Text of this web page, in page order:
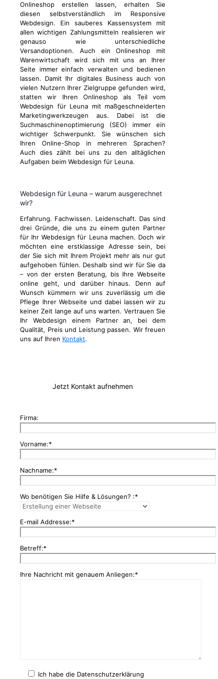
Onlineshop erstellen lassen, erhalten Sie
diesen selbstverständlich im Responsive
Webdesign. Ein sauberes Kassensystem mit
allen wichtigen Zahlungsmitteln realisieren wir
genauso wie unterschiedliche
Versandoptionen. Auch ein Onlineshop mit
Warenwirtschaft wird sich mit uns an Ihrer
Seite immer einfach verwalten und bedienen
lassen. Damit Ihr digitales Business auch von
vielen Nutzern Ihrer Zielgruppe gefunden wird,
statten wir Ihren Onlineshop als Teil vom
Webdesign für Leuna mit maßgeschneiderten
Marketingwerkzeugen aus. Dabei ist die
Suchmaschinenoptimierung (SEO) immer ein
wichtiger Schwerpunkt. Sie wünschen sich
Ihren Online-Shop in mehreren Sprachen?
Auch dies zählt bei uns zu den alltäglichen
Aufgaben beim Webdesign für Leuna.
Webdesign für Leuna – warum ausgerechnet
wir?
Erfahrung. Fachwissen. Leidenschaft. Das sind
drei Gründe, die uns zu einem guten Partner
für Ihr Webdesign für Leuna machen. Doch wir
möchten eine erstklassige Adresse sein, bei
der Sie sich mit Ihrem Projekt mehr als nur gut
aufgehoben fühlen. Deshalb sind wir für Sie da
– von der ersten Beratung, bis Ihre Webseite
online geht, und darüber hinaus. Denn auf
Wunsch kümmern wir uns zuverlässig um die
Pflege Ihrer Webseite und dabei lassen wir zu
keiner Zeit lange auf uns warten. Vertrauen Sie
Ihr Webdesign einem Partner an, bei dem
Qualität, Preis und Leistung passen. Wir freuen
uns auf Ihren Kontakt.
Jetzt Kontakt aufnehmen
Firma:
Vorname:*
Nachname:*
Wo benötigen Sie Hilfe & Lösungen? :*
E-mail Addresse:*
Betreff:*
Ihre Nachricht mit genauem Anliegen:*
Ich habe die Datenschutzerklärung